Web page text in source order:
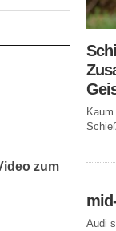
zum
Audi